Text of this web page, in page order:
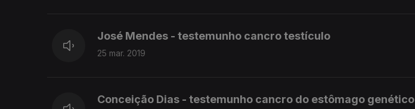
José Mendes - testemunho cancro testículo
25 mar. 2019
Conceição Dias - testemunho cancro do estômago genético